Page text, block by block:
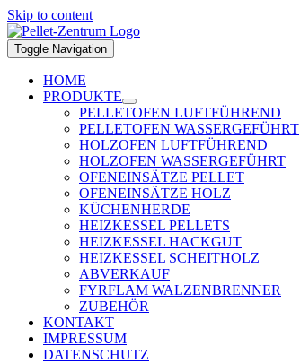
Skip to content
Toggle Navigation
HOME
PRODUKTE
PELLETOFEN LUFTFÜHREND
PELLETOFEN WASSERGEFÜHRT
HOLZOFEN LUFTFÜHREND
HOLZOFEN WASSERGEFÜHRT
OFENEINSÄTZE PELLET
OFENEINSÄTZE HOLZ
KÜCHENHERDE
HEIZKESSEL PELLETS
HEIZKESSEL HACKGUT
HEIZKESSEL SCHEITHOLZ
ABVERKAUF
FYRFLAM WALZENBRENNER
ZUBEHÖR
KONTAKT
IMPRESSUM
DATENSCHUTZ